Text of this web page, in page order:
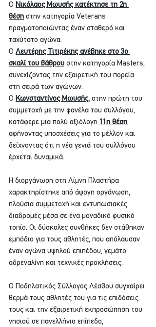
Ο Νικόλαος Μωυσής κατέκτησε τη 2η
θέση στην κατηγορία Veterans
πραγματοποιώντας έναν σταθερό και
ταχύτατο αγώνα.
Ο Λευτέρης Τιτιρέκης ανέβηκε στο 3ο
σκαλί του βάθρου στην κατηγορία Masters,
συνεχίζοντας την εξαιρετική του πορεία
στη σειρά των αγώνων.
Ο Κωνσταντίνος Μωυσής, στην πρώτη του
συμμετοχή με την φανέλα του συλλόγου,
κατάφερε μια πολύ αξιόλογη 11η θέση,
αφήνοντας υποσχέσεις για το μέλλον και
δείχνοντας ότι η νέα γενιά του συλλόγου
έρχεται δυναμικά.
Η διοργάνωση στη Λίμνη Πλαστήρα
χαρακτηρίστηκε από άψογη οργάνωση,
πλούσια συμμετοχή και εντυπωσιακές
διαδρομές μέσα σε ένα μοναδικό φυσικό
τοπίο. Οι δύσκολες συνθήκες δεν στάθηκαν
εμπόδιο για τους αθλητές, που απόλαυσαν
έναν αγώνα υψηλού επιπέδου, γεμάτο
αδρεναλίνη και τεχνικές προκλήσεις.
Ο Ποδηλατικός Σύλλογος Λέσβου συγχαίρει
θερμά τους αθλητές του για τις επιδόσεις
τους και την εξαιρετική εκπροσώπηση του
νησιού σε πανελλήνιο επίπεδο,